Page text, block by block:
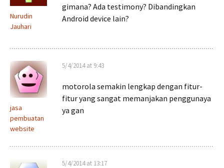
Nurudin
Jauhari
gimana? Ada testimony? Dibandingkan
Android device lain?
jasa
pembuatan
website
5/4/2014 at 9:43
motorola semakin lengkap dengan fitur-
fitur yang sangat memanjakan penggunaya
ya gan
5/4/2014 at 13:17